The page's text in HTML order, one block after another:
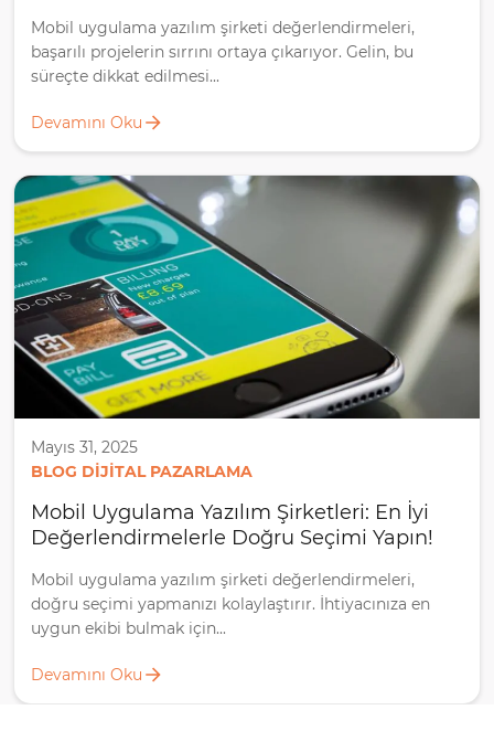
Mobil uygulama yazılım şirketi değerlendirmeleri,
başarılı projelerin sırrını ortaya çıkarıyor. Gelin, bu
süreçte dikkat edilmesi...
Devamını Oku
Mayıs 31, 2025
BLOG DIJITAL PAZARLAMA
Mobil Uygulama Yazılım Şirketleri: En İyi
Değerlendirmelerle Doğru Seçimi Yapın!
Mobil uygulama yazılım şirketi değerlendirmeleri,
doğru seçimi yapmanızı kolaylaştırır. İhtiyacınıza en
uygun ekibi bulmak için...
Devamını Oku